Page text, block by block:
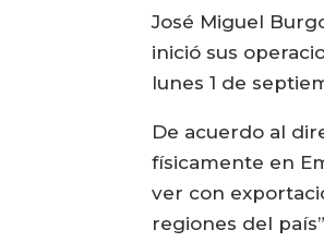
José Miguel
inició sus
lunes 1 de
De acuerdo al
físicamente en
ver con
regiones del